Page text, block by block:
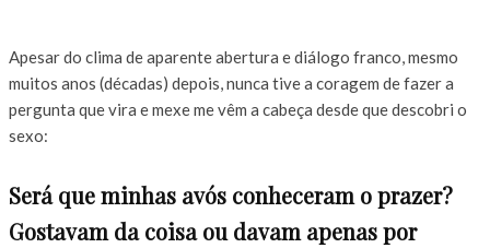
Apesar do clima de aparente abertura e diálogo franco, mesmo
muitos anos (décadas) depois, nunca tive a coragem de fazer a
pergunta que vira e mexe me vêm a cabeça desde que descobri o
sexo:
Será que minhas avós conheceram o prazer?
Gostavam da coisa ou davam apenas por